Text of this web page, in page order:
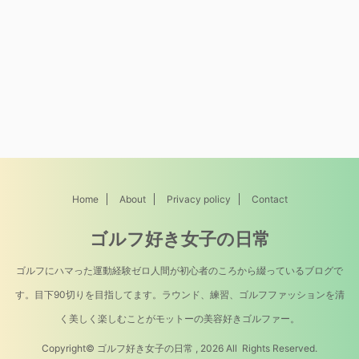
Home About Privacy policy Contact
ゴルフ好き女子の日常
ゴルフにハマった運動経験ゼロ人間が初心者のころから綴っているブログで
す。目下90切りを目指してます。ラウンド、練習、ゴルフファッションを清
く美しく楽しむことがモットーの美容好きゴルファー。
Copyright© ゴルフ好き女子の日常 , 2026 All Rights Reserved.